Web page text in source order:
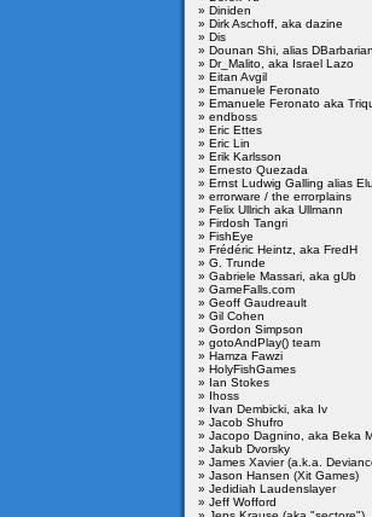
» Diniden
» Dirk Aschoff, aka dazine
» Dis
» Dounan Shi, alias DBarbarian
» Dr_Malito, aka Israel Lazo
» Eitan Avgil
» Emanuele Feronato
» Emanuele Feronato aka
» endboss
» Eric Ettes
» Eric Lin
» Erik Karlsson
» Ernesto Quezada
» Ernst Ludwig Galling alias Elu
» errorware / the errorplains
» Felix Ullrich aka Ullmann
» Firdosh Tangri
» FishEye
» Frédéric Heintz, aka FredH
» G. Trunde
» Gabriele Massari, aka gUb
» GameFalls.com
» Geoff Gaudreault
» Gil Cohen
» Gordon Simpson
» gotoAndPlay() team
» Hamza Fawzi
» HolyFishGames
» Ian Stokes
» Ihoss
» Ivan Dembicki, aka Iv
» Jacob Shufro
» Jacopo Dagnino, aka Beka
» Jakub Dvorsky
» James Xavier (a.k.a.
» Jason Hansen (Xit Games)
» Jedidiah Laudenslayer
» Jeff Wofford